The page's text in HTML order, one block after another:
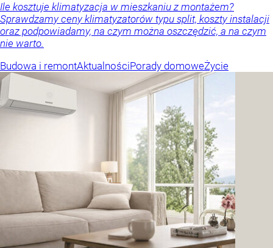
Ile kosztuje klimatyzacja w mieszkaniu z montażem?
Sprawdzamy ceny klimatyzatorów typu split, koszty instalacji
oraz podpowiadamy, na czym można oszczędzić, a na czym
nie warto.
Budowa i remontAktualnościPorady domoweŻycie